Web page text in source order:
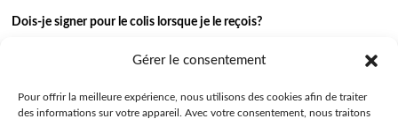
Gérer le consentement
Pour offrir la meilleure expérience, nous utilisons des cookies afin de traiter
des informations sur votre appareil. Avec votre consentement, nous traitons
Dois-je signer pour le colis lorsque je le reçois?
Je n’ai pas reçu ma commande.
J’ai une autre question.